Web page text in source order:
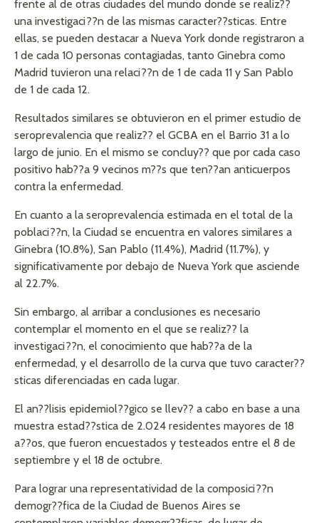
frente al de otras ciudades del mundo donde se realiz??
una investigaci??n de las mismas caracter??sticas. Entre
ellas, se pueden destacar a Nueva York donde registraron a
1 de cada 10 personas contagiadas, tanto Ginebra como
Madrid tuvieron una relaci??n de 1 de cada 11 y San Pablo
de 1 de cada 12.
Resultados similares se obtuvieron en el primer estudio de
seroprevalencia que realiz?? el GCBA en el Barrio 31 a lo
largo de junio. En el mismo se concluy?? que por cada caso
positivo hab??a 9 vecinos m??s que ten??an anticuerpos
contra la enfermedad.
En cuanto a la seroprevalencia estimada en el total de la
poblaci??n, la Ciudad se encuentra en valores similares a
Ginebra (10.8%), San Pablo (11.4%), Madrid (11.7%), y
significativamente por debajo de Nueva York que asciende
al 22.7%.
Sin embargo, al arribar a conclusiones es necesario
contemplar el momento en el que se realiz?? la
investigaci??n, el conocimiento que hab??a de la
enfermedad, y el desarrollo de la curva que tuvo caracter??
sticas diferenciadas en cada lugar.
El an??lisis epidemiol??gico se llev?? a cabo en base a una
muestra estad??stica de 2.024 residentes mayores de 18
a??os, que fueron encuestados y testeados entre el 8 de
septiembre y el 18 de octubre.
Para lograr una representatividad de la composici??n
demogr??fica de la Ciudad de Buenos Aires se